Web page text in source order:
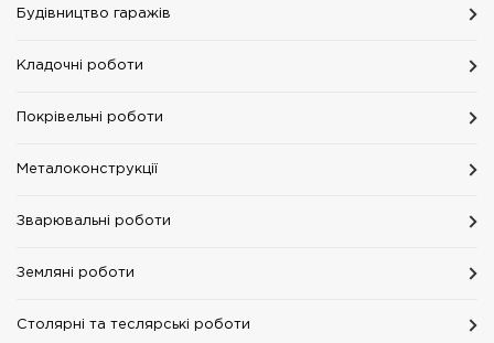
Будівництво гаражів
Кладочні роботи
Покрівельні роботи
Металоконструкції
Зварювальні роботи
Земляні роботи
Столярні та теслярські роботи